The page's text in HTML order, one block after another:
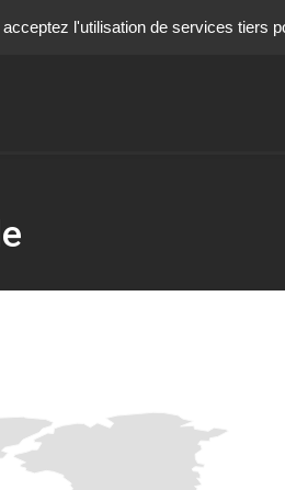
l'utilisation de services tiers